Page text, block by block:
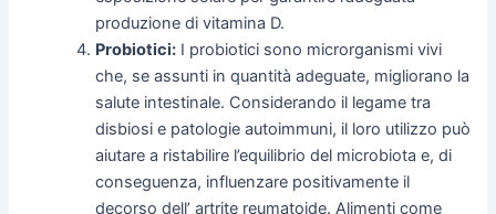
produzione di vitamina D.
Probiotici: I probiotici sono microrganismi vivi
che, se assunti in quantità adeguate, migliorano la
salute intestinale. Considerando il legame tra
disbiosi e patologie autoimmuni, il loro utilizzo può
aiutare a ristabilire l’equilibrio del microbiota e, di
conseguenza, influenzare positivamente il
decorso dell’ artrite reumatoide. Alimenti come